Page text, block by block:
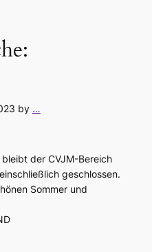
by …
der CVJM-Bereich
geschlossen.
Sommer und